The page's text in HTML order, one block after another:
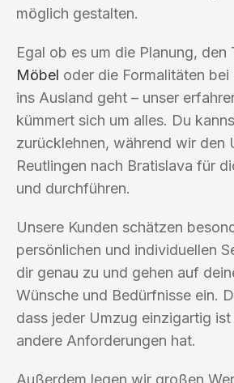
möglich gestalten.
Egal ob es um die Planung, den
Möbel oder die Formalitäten bei
ins Ausland geht – unser
kümmert sich um alles. Du
zurücklehnen, während wir den
Reutlingen nach Bratislava für
und durchführen.
Unsere Kunden schätzen
persönlichen und individuellen
dir genau zu und gehen auf
Wünsche und Bedürfnisse ein.
dass jeder Umzug einzigartig
andere Anforderungen hat.
Außerdem legen wir großen